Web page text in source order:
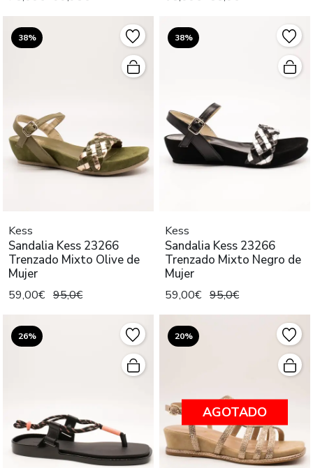
38%
Kess
Sandalia Kess 23266
Trenzado Mixto Olive de
Mujer
59,00€ 95,0€
38%
Kess
Sandalia Kess 23266
Trenzado Mixto Negro de
Mujer
59,00€ 95,0€
26% 20%
AGOTADO